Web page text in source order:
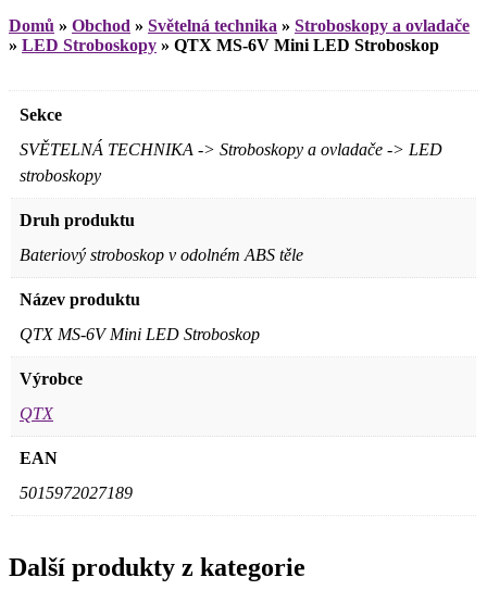
Domů » Obchod » Světelná technika » Stroboskopy a ovladače
» LED Stroboskopy » QTX MS-6V Mini LED Stroboskop
Sekce
SVĚTELNÁ TECHNIKA -> Stroboskopy a ovladače -> LED
stroboskopy
Druh produktu
Bateriový stroboskop v odolném ABS těle
Název produktu
QTX MS-6V Mini LED Stroboskop
Výrobce
QTX
EAN
5015972027189
Další produkty z kategorie